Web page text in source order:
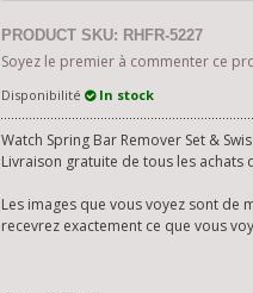
PRODUCT SKU: RHFR-5227
Soyez le premier à commenter ce
Disponibilité In stock
Watch Spring Bar Remover Set &
Livraison gratuite de tous les achats
Les images que vous voyez sont de
recevrez exactement ce que vous